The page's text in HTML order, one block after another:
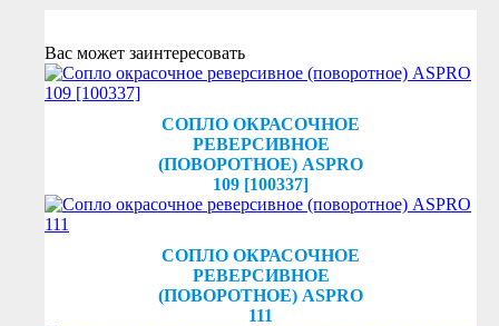
Вас может заинтересовать
СОПЛО ОКРАСОЧНОЕ
РЕВЕРСИВНОЕ
(ПОВОРОТНОЕ) ASPRO
109 [100337]
СОПЛО ОКРАСОЧНОЕ
РЕВЕРСИВНОЕ
(ПОВОРОТНОЕ) ASPRO
111